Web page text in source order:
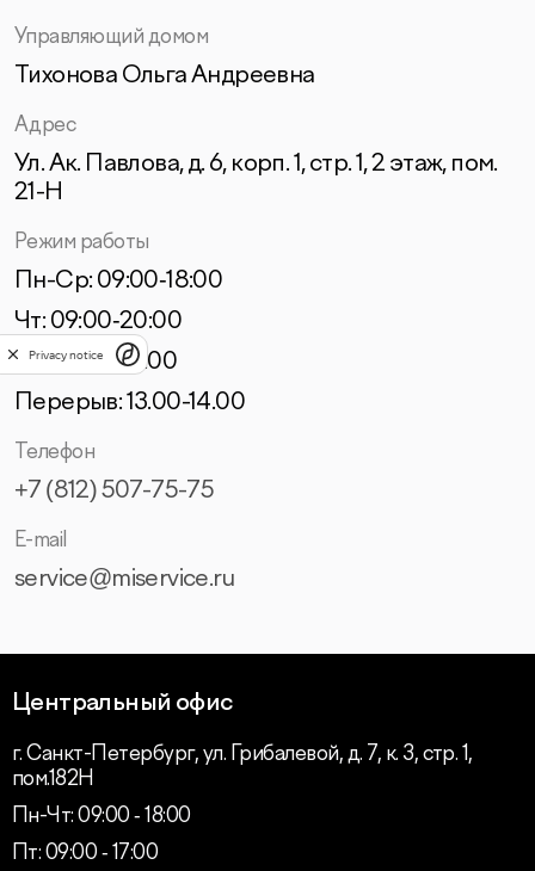
Управляющий домом
Тихонова Ольга Андреевна
Адрес
Ул. Ак. Павлова, д. 6, корп. 1, стр. 1, 2 этаж, пом.
21-Н
Режим работы
Пн-Ср: 09:00‑18:00
Чт: 09:00‑20:00
Пт: 09:00‑17:00
Перерыв: 13.00-14.00
Телефон
+7 (812) 507-75-75
E-mail
service@miservice.ru
Центральный офис
г. Санкт-Петербург, ул. Грибалевой, д. 7, к. 3, стр. 1,
пом.182Н
Пн-Чт: 09:00 ‑ 18:00
Пт: 09:00 ‑ 17:00
Privacy notice